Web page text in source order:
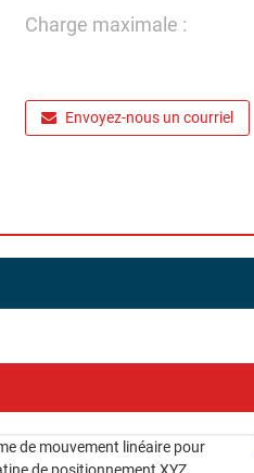
Charge maximale :
Envoyez-nous un courriel